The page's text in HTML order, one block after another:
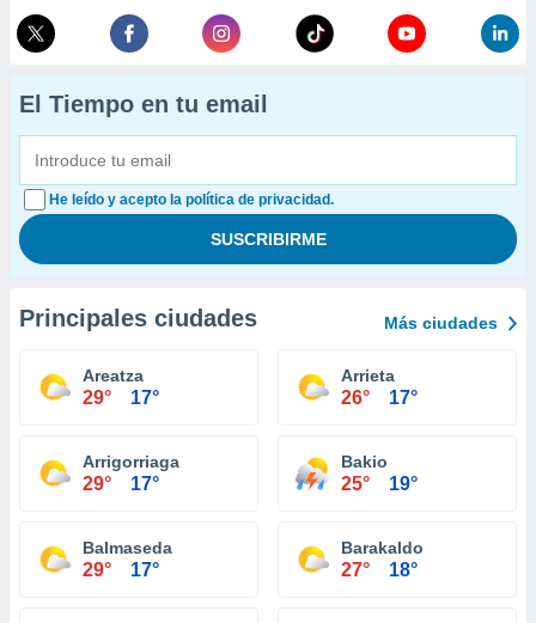
El Tiempo en tu email
He leído y acepto la política de privacidad.
Principales ciudades Más ciudades
Areatza
29° 17°
Arrieta
26° 17°
Arrigorriaga
29° 17°
Bakio
25° 19°
Balmaseda
29° 17°
Barakaldo
27° 18°